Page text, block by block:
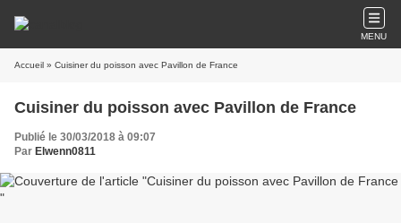
MENU
Accueil » Cuisiner du poisson avec Pavillon de France
Cuisiner du poisson avec Pavillon de France
Publié le 30/03/2018 à 09:07
Par Elwenn0811